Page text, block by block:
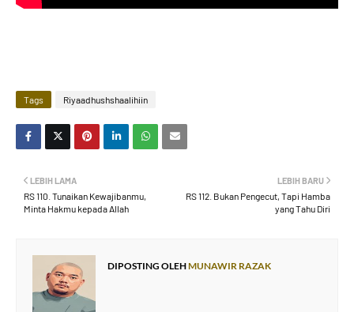
Tags Riyaadhushshaalihiin
LEBIH BARU
RS 112. Bukan Pengecut, Tapi Hamba
yang Tahu Diri
LEBIH LAMA
RS 110. Tunaikan Kewajibanmu,
Minta Hakmu kepada Allah
DIPOSTING OLEHMUNAWIR RAZAK